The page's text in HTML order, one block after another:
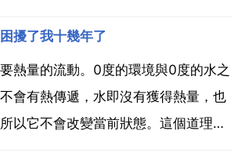
人有這麼長時間的感情基礎 他還是
麼就只有兩種可能...
擾了我十幾年了
熱量的流動。0度的環境與0度的水之
會有熱傳遞，水即沒有獲得熱量，也
以它不會改變當前狀態。這個道理和